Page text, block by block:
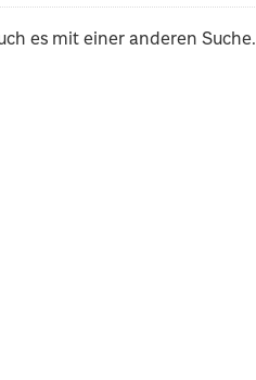
es mit einer anderen Suche.